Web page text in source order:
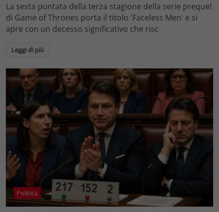
La sesta puntata della terza stagione della serie prequel
di Game of Thrones porta il titolo 'Faceless Men' e si
apre con un decesso significativo che risc
Leggi di più
Politica